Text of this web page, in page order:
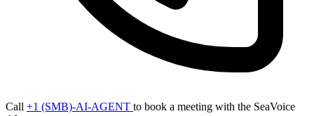
Call +1 (SMB)-AI-AGENT to book a meeting with the SeaVoice